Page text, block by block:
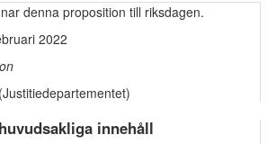
denna proposition till riksdagen.
2022
(Justitiedepartementet)
innehåll